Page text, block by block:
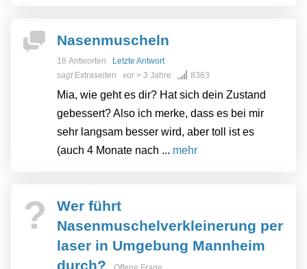
Nasenmuscheln
18 Antworten Letzte Antwort
sagt Extraseiten vor> 3 Jahre 8363
Mia, wie geht es dir? Hat sich dein Zustand
gebessert? Also ich merke, dass es bei mir
sehr langsam besser wird, aber toll ist es
(auch 4 Monate nach ... mehr
?
Wer führt
Nasenmuschelverkleinerung per
laser in Umgebung Mannheim
durch?